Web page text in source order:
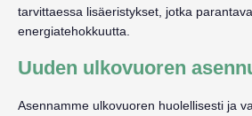
tarvittaessa lisäeristykset, jotka
energiatehokkuutta.
Uuden ulkovuoren
Asennamme ulkovuoren huolellisesti ja